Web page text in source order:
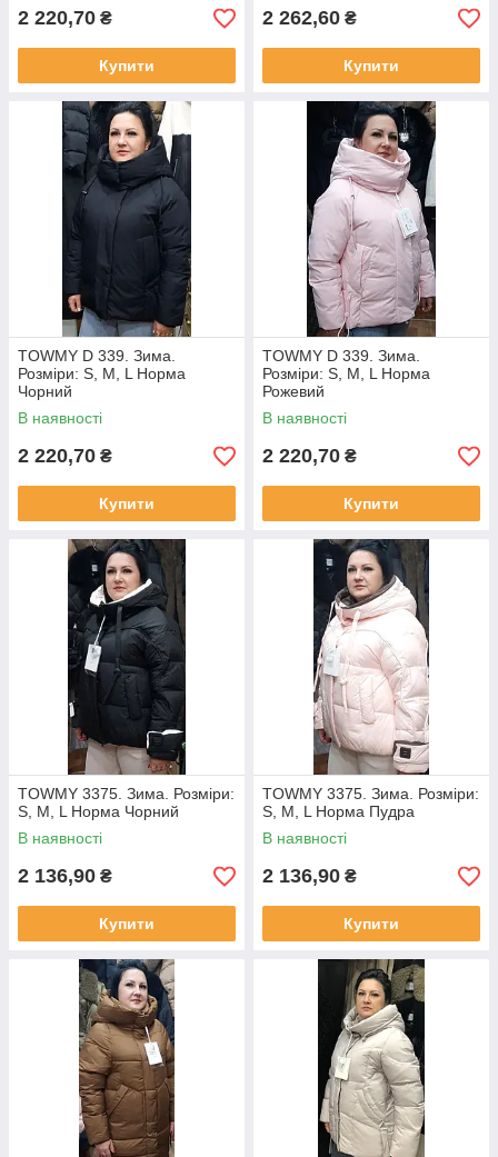
2 220,70 ₴
Купити
2 262,60 ₴
Купити
TOWMY D 339. Зима.
Розміри: S, M, L Норма
Чорний
В наявності
2 220,70 ₴
Купити
TOWMY D 339. Зима.
Розміри: S, M, L Норма
Рожевий
В наявності
2 220,70 ₴
Купити
TOWMY 3375. Зима. Розміри:
S, M, L Норма Чорний
В наявності
2 136,90 ₴
Купити
TOWMY 3375. Зима. Розміри:
S, M, L Норма Пудра
В наявності
2 136,90 ₴
Купити